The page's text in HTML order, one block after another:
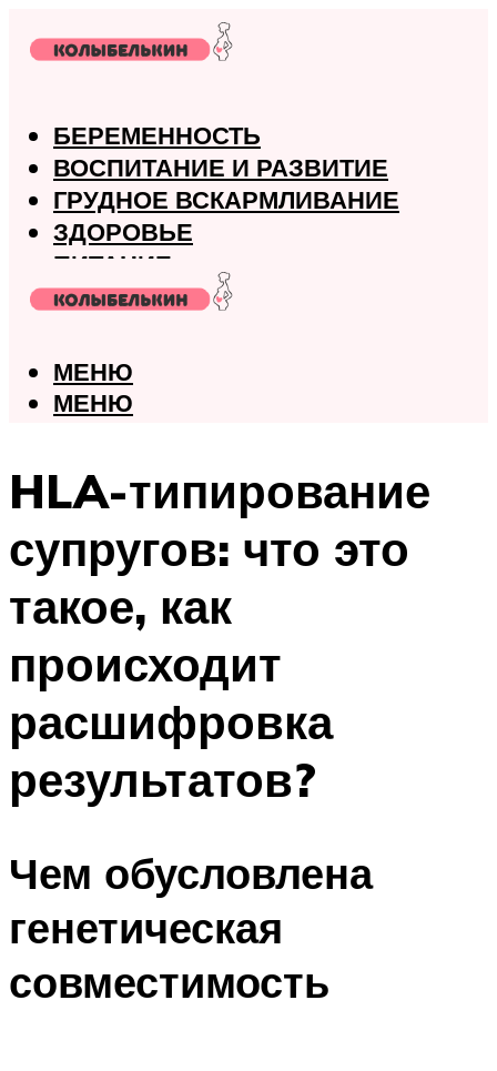
БЕРЕМЕННОСТЬ
ВОСПИТАНИЕ И РАЗВИТИЕ
ГРУДНОЕ ВСКАРМЛИВАНИЕ
ЗДОРОВЬЕ
ПИТАНИЕ
РОДЫ
МЕНЮ
МЕНЮ
HLA-типирование
супругов: что это
такое, как
происходит
расшифровка
результатов?
Чем обусловлена
генетическая
совместимость